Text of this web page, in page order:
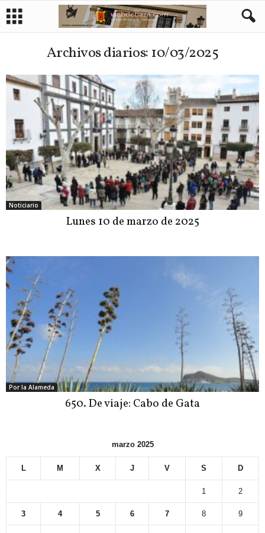
Archivos diarios: 10/03/2025
Noticiario
Lunes 10 de marzo de 2025
Por la Alameda
650. De viaje: Cabo de Gata
marzo 2025
L M X J V S D
1 2
3 4 5 6 7 8 9